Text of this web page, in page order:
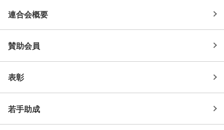
連合会概要
賛助会員
表彰
若手助成